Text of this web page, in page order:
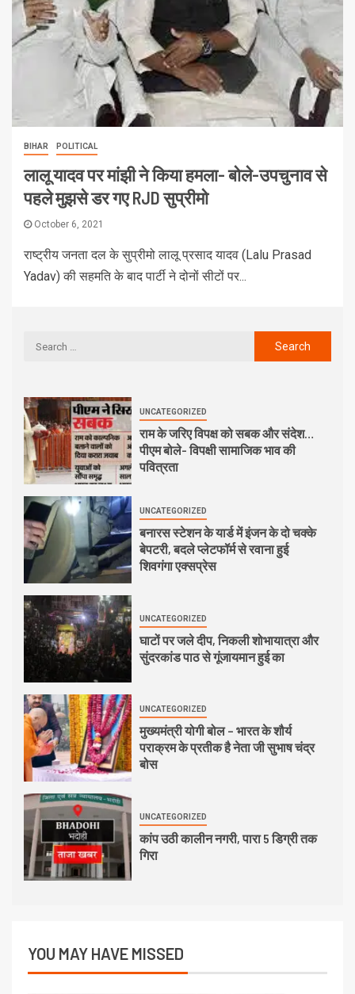
BIHAR POLITICAL
लालू यादव पर मांझी ने किया हमला- बोले-उपचुनाव से
पहले मुझसे डर गए RJD सुप्रीमो
October 6, 2021
राष्ट्रीय जनता दल के सुप्रीमो लालू प्रसाद यादव (Lalu Prasad
Yadav) की सहमति के बाद पार्टी ने दोनों सीटों पर...
UNCATEGORIZED
राम के जरिए विपक्ष को सबक और संदेश…
पीएम बोले- विपक्षी सामाजिक भाव की
पवित्रता
UNCATEGORIZED
बनारस स्टेशन के यार्ड में इंजन के दो चक्के
बेपटरी, बदले प्लेटफॉर्म से रवाना हुई
शिवगंगा एक्सप्रेस
UNCATEGORIZED
घाटों पर जले दीप, निकली शोभायात्रा और
सुंदरकांड पाठ से गूंजायमान हुई का
UNCATEGORIZED
मुख्यमंत्री योगी बोल – भारत के शौर्य
पराक्रम के प्रतीक है नेता जी सुभाष चंद्र
बोस
UNCATEGORIZED
कांप उठी कालीन नगरी, पारा 5 डिग्री तक
गिरा
YOU MAY HAVE MISSED